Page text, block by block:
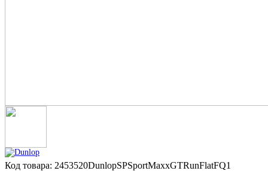
Код товара: 2453520DunlopSPSportMaxxGTRunFlatFQ1